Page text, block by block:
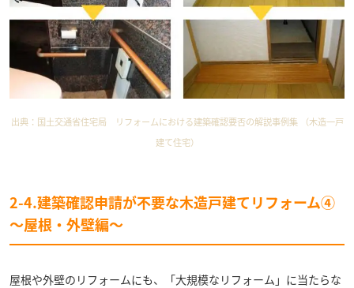
出典： 国土交通省住宅局 リフォームにおける建築確認要否の解説事例集 （木造一戸
建て住宅）
2-4.建築確認申請が不要な木造戸建てリフォーム④
〜屋根・外壁編〜
屋根や外壁のリフォームにも、「大規模なリフォーム」に当たらな